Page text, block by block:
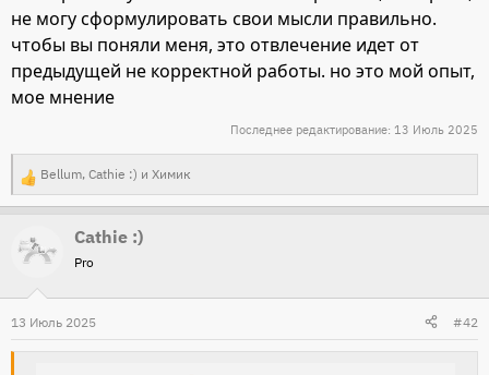
не могу сформулировать свои мысли правильно.
чтобы вы поняли меня, это отвлечение идет от
предыдущей не корректной работы. но это мой опыт,
мое мнение
Последнее редактирование: 13 Июль 2025
Р
е
а
к
и
и
Bellum, Cathie :) и Химик
Cathie :)
Pro
13 Июль 2025 #42